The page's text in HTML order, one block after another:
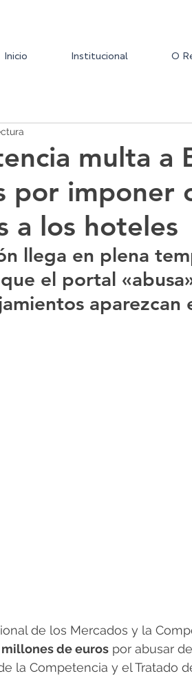
Inicio Institucional O
multa a
por imponer
a los hoteles
llega en plena
el portal
aparezcan
de los Mercados y la
millones de euros por abusar
la Competencia y el Tratado